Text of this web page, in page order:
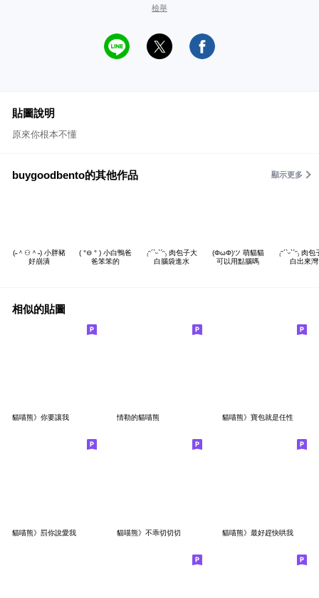
檢舉
貼圖說明
原來你根本不懂
buygoodbento的其他作品 顯示更多
(˶＾⚇＾˵) 小胖豬
好崩潰
( °⊖ ° ) 小白鴨爸
爸笨笨的
₍ᵔ´ˋᵕˋˊᵔ₎ 肉包子大
白腦袋進水
(ΦωΦ)ツ 萌貓貓
可以用點腦嗎
₍ᵔ´ˋᵕˋˊᵔ₎ 肉
白出來灣
相似的貼圖
貓喵熊》你要讓我 情勒的貓喵熊 貓喵熊》寶包就是任性
貓喵熊》罰你說愛我 貓喵熊》不乖切切切 貓喵熊》最好趕快哄我